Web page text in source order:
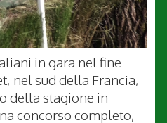
in gara nel fine
nel sud della Francia,
della stagione in
concorso completo,